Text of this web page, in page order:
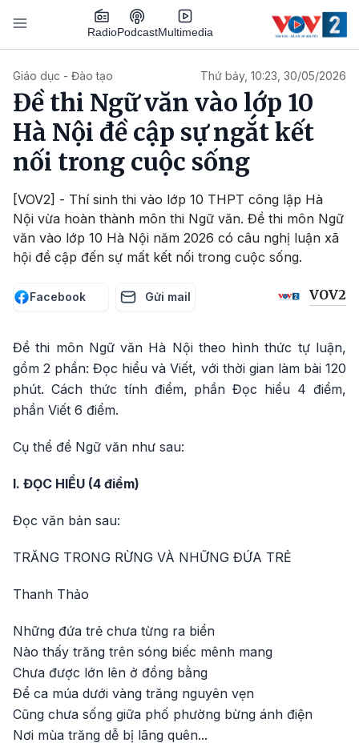
Nhảy đến nội dung
RadioPodcastMultimedia
Giáo dục - Đào tạo Thứ bảy, 10:23, 30/05/2026
Đề thi Ngữ văn vào lớp 10
Hà Nội đề cập sự ngắt kết
nối trong cuộc sống
[VOV2] - Thí sinh thi vào lớp 10 THPT công lập Hà
Nội vừa hoàn thành môn thi Ngữ văn. Đề thi môn Ngữ
văn vào lớp 10 Hà Nội năm 2026 có câu nghị luận xã
hội đề cập đến sự mất kết nối trong cuộc sống.
Facebook Gửi mail VOV2
Đề thi môn Ngữ văn Hà Nội theo hình thức tự luận,
gồm 2 phần: Đọc hiểu và Viết, với thời gian làm bài 120
phút. Cách thức tính điểm, phần Đọc hiểu 4 điểm,
phần Viết 6 điểm.
Cụ thể đề Ngữ văn như sau:
I. ĐỌC HIỂU (4 điểm)
Đọc văn bản sau:
TRĂNG TRONG RỪNG VÀ NHỮNG ĐỨA TRẺ
Thanh Thảo
Những đứa trẻ chưa từng ra biển
Nào thấy trăng trên sóng biếc mênh mang
Chưa được lớn lên ở đồng bằng
Để ca múa dưới vàng trăng nguyên vẹn
Cũng chưa sống giữa phố phường bừng ánh điện
Nơi mùa trăng dễ bị lãng quên...